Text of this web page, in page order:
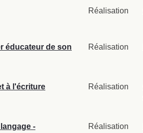
Réalisation
éducateur de son
Réalisation
à l'écriture Réalisation
- Réalisation